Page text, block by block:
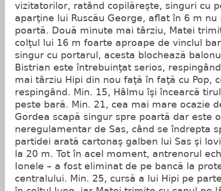
vizitatorilor, ratând copilăreşte, singuri cu
aparţine lui Ruscău George, aflat în 6 m
poartă. Două minute mai târziu, Matei
colţul lui 16 m foarte aproape de vinclul
singur cu portarul, acesta blochează
Bistrian este întrebuinţat serios,
mai târziu Hipi din nou faţă în faţă cu Pop,
respingând. Min. 15, Hâlmu îşi încearcă
peste bară. Min. 21, cea mai mare ocazie
Gordea scapă singur spre poartă dar este
neregulamentar de Sas, când se îndrepta
partidei arată cartonaş galben lui Sas şi
la 20 m. Tot în acel moment, antrenorul
Ionele – a fost eliminat de pe bancă la
centralului. Min. 25, cursă a lui Hipi pe